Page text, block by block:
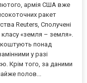
лютого, армія США вже
ракет
Reuters, Сполучені
«земля – земля».
коштують понад
у разі
Крім того, за даними
полов...